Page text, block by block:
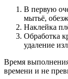
В первую
мытьё,
Наклейка
Обработка
удаление
Время
времени и не